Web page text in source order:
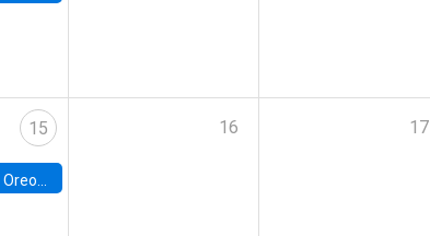
15
of Toronto
16 17